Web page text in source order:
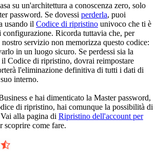
su un'architettura a conoscenza zero, solo
password. Se dovessi perderla, puoi
usando il Codice di ripristino univoco che ti è
configurazione. Ricorda tuttavia che, per
servizio non memorizza questo codice:
in un luogo sicuro. Se perdessi sia la
il Codice di ripristino, dovrai reimpostare
l'eliminazione definitiva di tutti i dati di
interno.
e hai dimenticato la Master password,
di ripristino, hai comunque la possibilità di
alla pagina di Ripristino dell'account per
scoprire come fare.